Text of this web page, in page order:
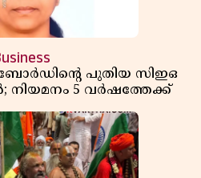
പുതിയ സിഇഒ
നിയമനം 5 വർഷത്തേക്ക്